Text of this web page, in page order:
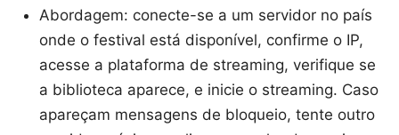
Abordagem: conecte-se a um servidor no país
onde o festival está disponível, confirme o IP,
acesse a plataforma de streaming, verifique se
a biblioteca aparece, e inicie o streaming. Caso
apareçam mensagens de bloqueio, tente outro